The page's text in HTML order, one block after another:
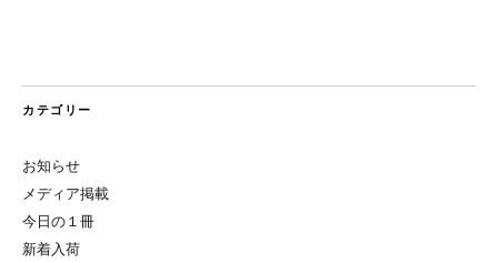
カテゴリー
お知らせ
メディア掲載
今日の１冊
新着入荷